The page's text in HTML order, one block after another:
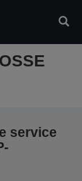
service